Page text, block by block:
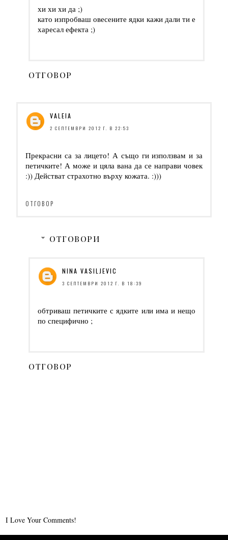
хи хи хи да ;)
като изпробваш овесените ядки кажи дали ти е
харесал ефекта ;)
ОТГОВОР
VALEIA
2 СЕПТЕМВРИ 2012 Г. В 22:53
Прекрасни са за лицето! А също ги използвам и за
петичките! А може и цяла вана да се направи човек
:)) Действат страхотно върху кожата. :)))
ОТГОВОР
ОТГОВОРИ
NINA VASILJEVIC
3 СЕПТЕМВРИ 2012 Г. В 18:39
обтриваш петичките с ядките или има и нещо
по специфично ;
ОТГОВОР
I Love Your Comments!